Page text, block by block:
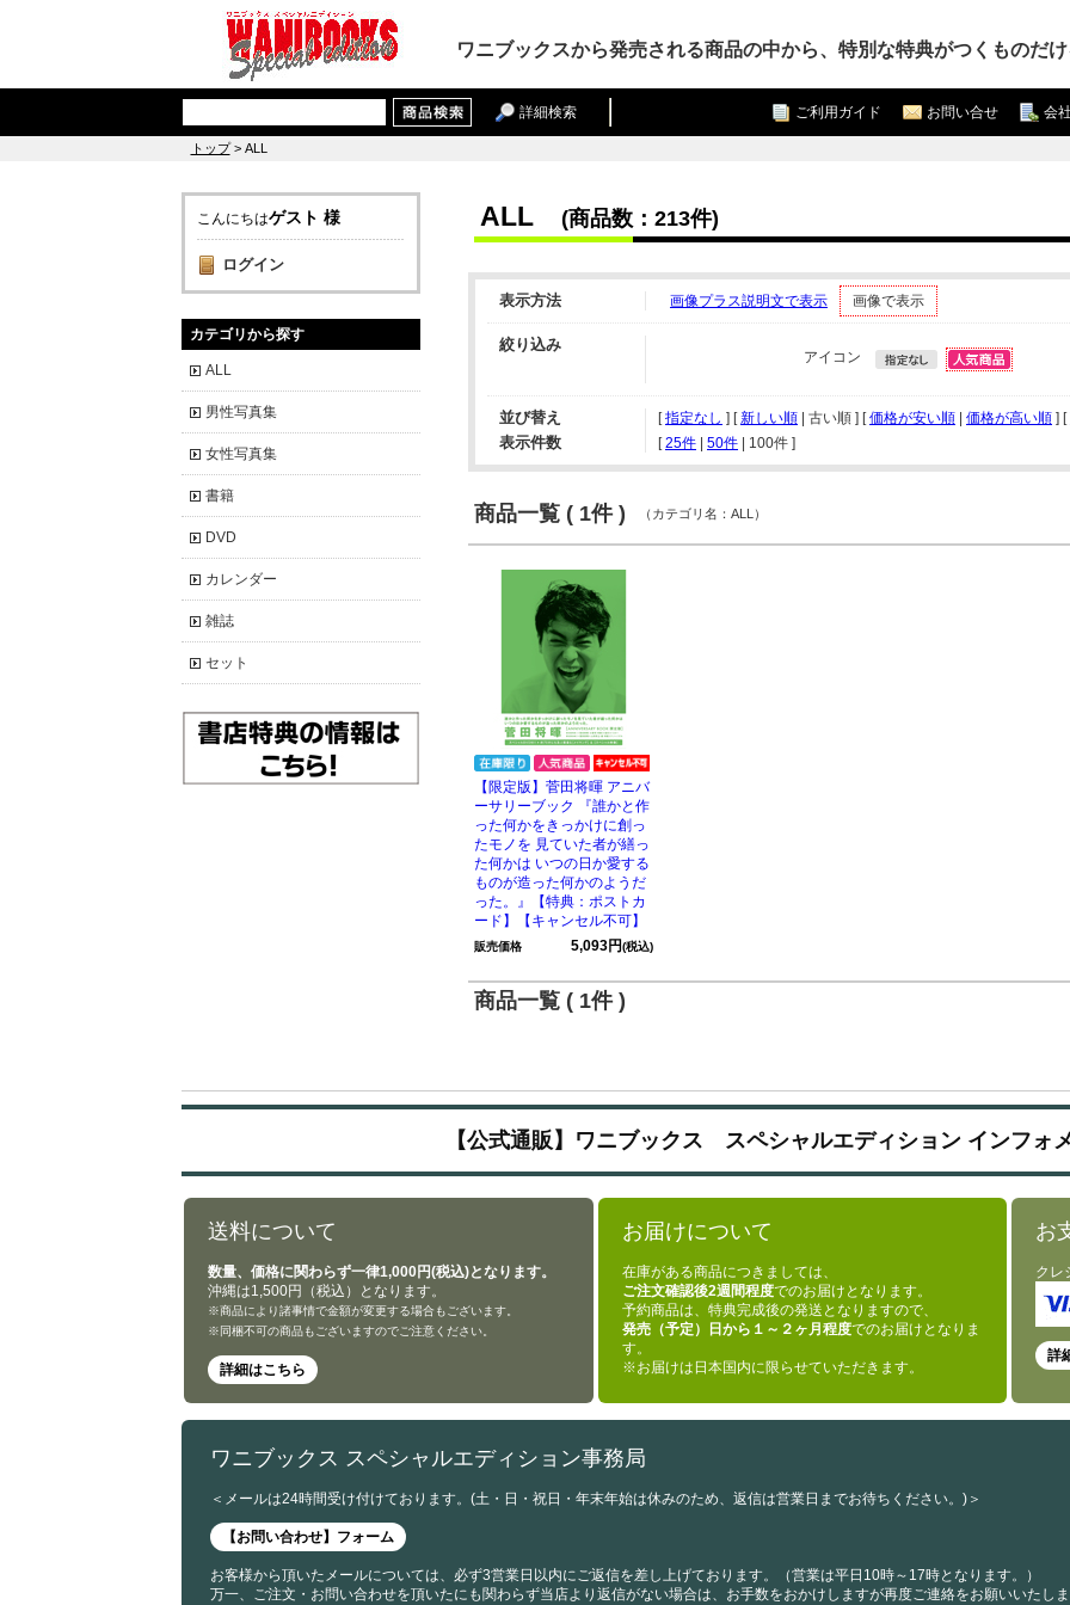
ワニブックスから発売される商品の中から、特別な特典がつくものだ
詳細検索 会
お問い合せ
ご利用ガイド
トップ> ALL
こんにちはゲスト 様
ログイン
カテゴリから探す
ALL
男性写真集
女性写真集
書籍
DVD
カレンダー
雑誌
セット
ALL (商品数：213件)
表示方法 画像プラス説明文で表示 画像で表示
絞り込み
アイコン
並び替え [指定なし ] [新しい順 | 古い順 ] [価格が安い順 価格が高い順 ] [
表示件数 [ 25件 50件 100件 ]
商品一覧 ( 1件 ) （カテゴリ名：ALL）
【限定版】菅田将暉 アニバ
ーサリーブック 『誰かと作
った何かをきっかけに創っ
たモノを 見ていた者が繕っ
た何かは いつの日か愛する
ものが造った何かのようだ
った。』【特典：ポストカ
ード】【キャンセル不可】
販売価格 5,093円(税込)
商品一覧 ( 1件 )
【公式通販】ワニブックス スペシャルエディション インフォ
送料について
数量、価格に関わらず一律1,000円(税込)となります。
沖縄は1,500円（税込）となります。
※商品により諸事情で金額が変更する場合もございます。
※同梱不可の商品もございますのでご注意ください。
詳細はこちら
お届けについて
在庫がある商品につきましては、
ご注文確認後2週間程度でのお届けとなります。
予約商品は、特典完成後の発送となりますので、
発売（予定）日から１～２ヶ月程度でのお届けとなりま
す。
※お届けは日本国内に限らせていただきます。
お
クレ
詳
ワニブックス スペシャルエディション事務局
＜メールは24時間受け付けております。(土・日・祝日・年末年始は休みのため、返信は営業日までお待ちください。)＞
【お問い合わせ】フォーム
お客様から頂いたメールについては、必ず3営業日以内にご返信を差し上げております。（営業は平日10時～17時となります。）
万一、ご注文・お問い合わせを頂いたにも関わらず当店より返信がない場合は、お手数をおかけしますが再度ご連絡をお願いいたしま